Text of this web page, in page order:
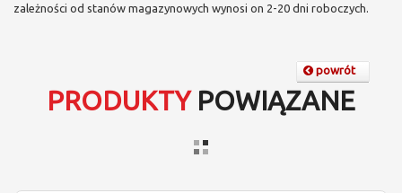
zależności od stanów magazynowych wynosi on 2-20 dni roboczych.
powrót
PRODUKTYPOWIĄZANE